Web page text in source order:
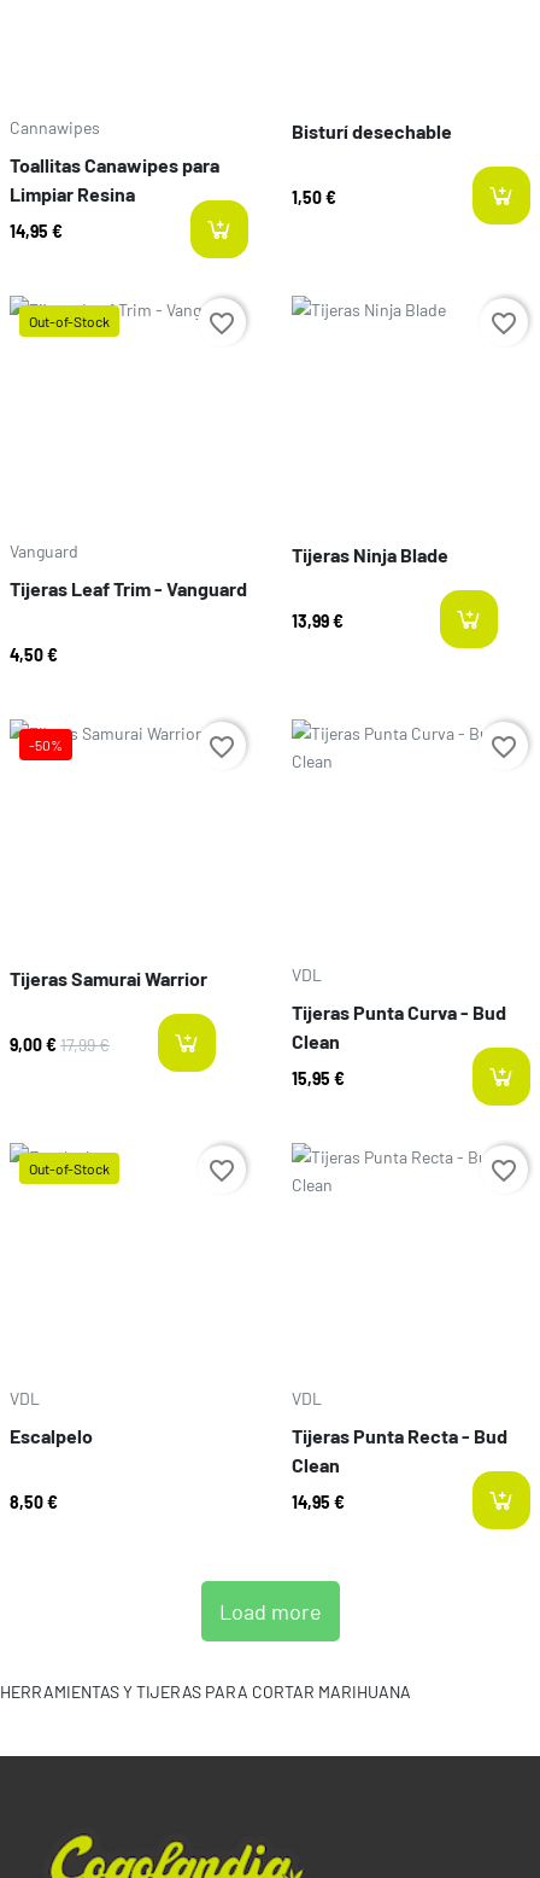
Cannawipes
Toallitas Canawipes para
Limpiar Resina
14,95 €
Bisturí desechable
1,50 €
Out-of-Stock
Vanguard
Tijeras Leaf Trim - Vanguard
4,50 €
favorite_border Prezzo
Tijeras Ninja Blade
13,99 €
favorite_border
-50%
Tijeras Samurai Warrior
9,00 €17,99 € last-items
favorite_border Prezzo
VDL
Tijeras Punta Curva - Bud
Clean
15,95 €
favorite_border
Out-of-Stock
VDL
Escalpelo
8,50 €
favorite_border Prezzo
VDL
Tijeras Punta Recta - Bud
Clean
14,95 €
favorite_border
Load more
HERRAMIENTAS Y TIJERAS PARA CORTAR MARIHUANA